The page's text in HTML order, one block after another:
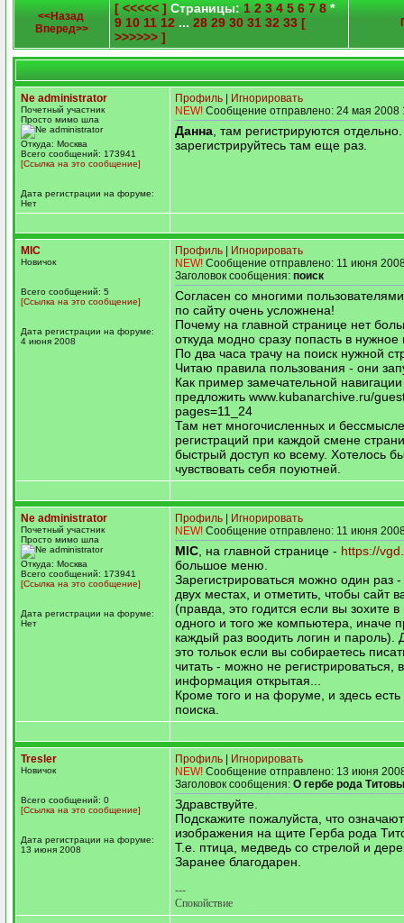
<<Назад
Вперед>>
[ <<<<< ] Страницы: 1 2 3 4 5 6 7 8 *
9 10 11 12 ... 28 29 30 31 32 33 [
>>>>>> ]
Ne administrator
Почетный участник
Просто мимо шла
Откуда: Москва
Всего сообщений: 173941
[Ссылка на это сообщение]
Дата регистрации на форуме:
Нет
Профиль
Игнорировать
NEW! Сообщение отправлено: 24 мая 2008
Данна , там регистрируются
зарегистрируйтесь там еще раз.
MIC
Новичок
Всего сообщений: 5
[Ссылка на это сообщение]
Дата регистрации на форуме:
4 июня 2008
Профиль
Игнорировать
NEW! Сообщение отправлено: 11 июня
Заголовок сообщения: поиск
Согласен со многими
по сайту очень усложнена!
Почему на главной странице нет
откуда модно сразу попасть в нужное
По два часа трачу на поиск нужной
Читаю правила пользования - они
Как пример замечательной
предложить www.kubanarchive.ru/
pages=11_24
Там нет многочисленных и
регистраций при каждой смене
быстрый доступ ко всему. Хотелось
чувствовать себя поуютней.
Ne administrator
Почетный участник
Просто мимо шла
Откуда: Москва
Всего сообщений: 173941
[Ссылка на это сообщение]
Дата регистрации на форуме:
Нет
Профиль
Игнорировать
NEW! Сообщение отправлено: 11 июня
MIC , на главной странице - https://
большое меню.
Зарегистрироваться можно один раз
двух местах, и отметить, чтобы сайт
(правда, это годится если вы зохите в
одного и того же компьютера, иначе
каждый раз воодить логин и пароль).
это тольок если вы собираетесь
читать - можно не регистрироваться,
информация открытая...
Кроме того и на форуме, и здесь
поиска.
Tresler
Новичок
Всего сообщений: 0
[Ссылка на это сообщение]
Дата регистрации на форуме:
13 июня 2008
Профиль
Игнорировать
NEW! Сообщение отправлено: 13 июня
Заголовок сообщения: О гербе рода
Здравствуйте.
Подскажите пожалуйста, что означают
изображения на щите Герба рода
Т.е. птица, медведь со стрелой и
Заранее благодарен.
---
Спокойствие